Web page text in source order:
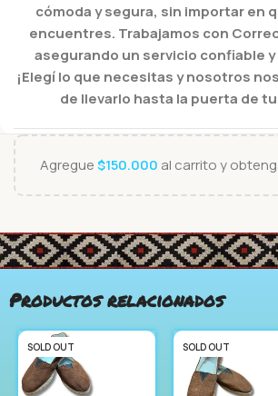
cómoda y segura, sin importar en
encuentres. Trabajamos con
asegurando un servicio confiable y
¡Elegí lo que necesitas y nosotros
de llevarlo hasta la puerta de
Agregue$150.000 al carrito y
Productos relacionados
SOLD OUT SOLD OUT